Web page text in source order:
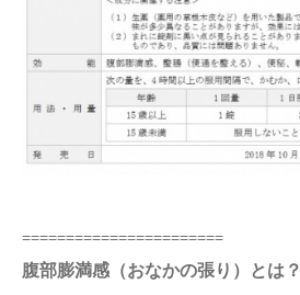
=======================
腹部膨満感（おなかの張り）とは？